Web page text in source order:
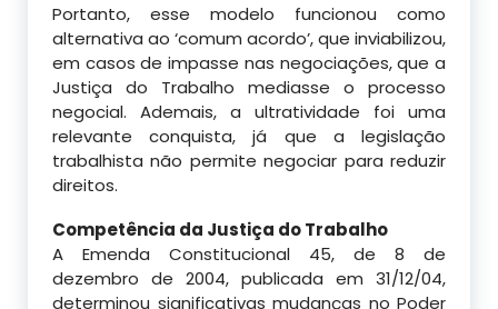
Portanto, esse modelo funcionou como
alternativa ao ‘comum acordo’, que inviabilizou,
em casos de impasse nas negociações, que a
Justiça do Trabalho mediasse o processo
negocial. Ademais, a ultratividade foi uma
relevante conquista, já que a legislação
trabalhista não permite negociar para reduzir
direitos.
Competência da Justiça do Trabalho
A Emenda Constitucional 45, de 8 de
dezembro de 2004, publicada em 31/12/04,
determinou significativas mudanças no Poder